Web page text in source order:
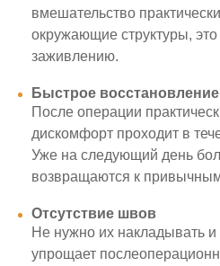
вмешательство
окружающие структуры,
заживлению.
Быстрое восстановление
После операции
дискомфорт проходит в
Уже на следующий день
возвращаются к
Отсутствие швов
Не нужно их накладывать и
упрощает